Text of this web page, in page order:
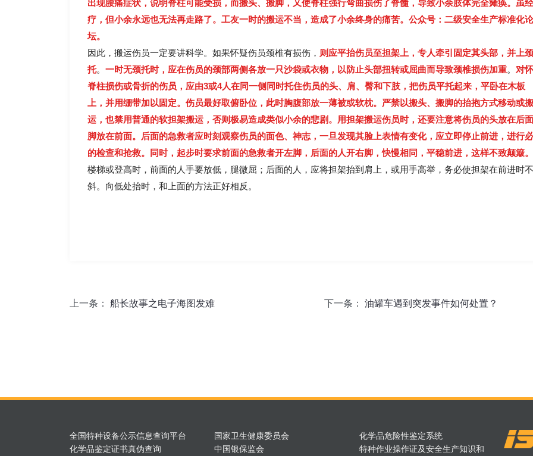
出现腰痛症状，说明脊柱可能受损，而搬头、搬脚，又使脊柱强行弯曲损伤了脊髓，导致小余肢体完全瘫痪。虽
疗，但小余永远也无法再走路了。工友一时的搬运不当，造成了小余终身的痛苦。 公众号：二级安全生产标准化论
坛。
因此，搬运伤员一定要讲科学。如果怀疑伤员颈椎有损伤， 则应平抬伤员至担架上，专人牵引固定其头部，并上颈
托。 一时无颈托时，应在伤员的颈部两侧各放一只沙袋或衣物，以防止头部扭转或屈曲而导致颈椎损伤加重。 对
脊柱损伤或骨折的伤员，应由3或4人在同一侧同时托住伤员的头、肩、臀和下肢，把伤员平托起来，平卧在木板
上，并用绷带加以固定。 伤员最好取俯卧位，此时胸腹部放一薄被或软枕。 严禁以搬头、搬脚的抬抱方式移动或搬
运，也禁用普通的软担架搬运，否则极易造成类似小余的悲剧。
用担架搬运伤员时，还要注意将伤员的头放在后面
脚放在前面。后面的急救者应时刻观察伤员的面色、神志，一旦发现其脸上表情有变化，应立即停止前进，进行
的检查和抢救。
同时，起步时要求前面的急救者开左脚，后面的人开右脚，快慢相同，平稳前进，这样不致颠簸。
楼梯或登高时，前面的人手要放低，腿微屈；后面的人，应将担架抬到肩上，或用手高举，务必使担架在前进时
斜。向低处抬时，和上面的方法正好相反。
上一条： 船长故事之电子海图发难 下一条： 油罐车遇到突发事件如何处置？
全国特种设备公示信息查询平台 国家卫生健康委员会
化学品危险性鉴定系统
化学品鉴定证书真伪查询
中国银保监会 特种作业操作证及安全生产知识和